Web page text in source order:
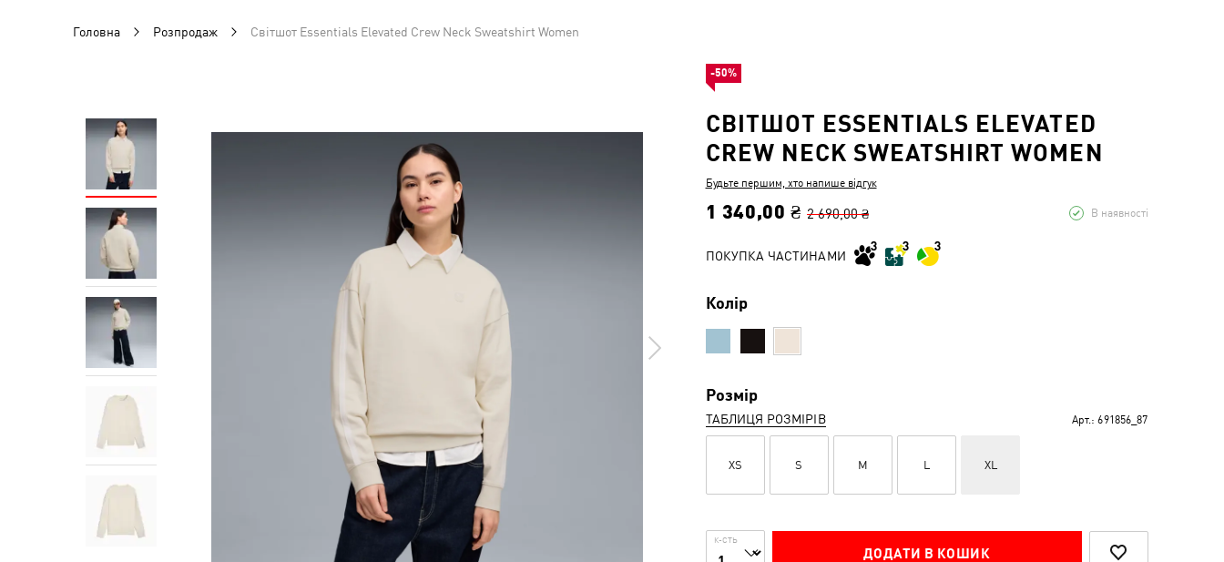
Головна Розпродаж Світшот Essentials Elevated Crew Neck Sweatshirt Women
СВІТШОТ ESSENTIALS ELEVATED
CREW NECK SWEATSHIRT WOMEN
Будьте першим, хто напише відгук
1 340,00 ₴ 2 690,00 ₴ В наявності
ПОКУПКА ЧАСТИНАМИ
Колір
Розмір
ТАБЛИЦЯ РОЗМІРІВ Арт.: 691856_87
XS S M L XL
К-СТЬ
ДОДАТИ В КОШИК
-50%